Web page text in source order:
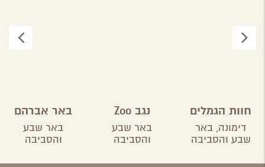
חוות הגמלים
בנגב
דימונה, באר
שבע והסביבה
נגב Zoo
באר שבע
והסביבה
באר אברהם
באר שבע
והסביבה